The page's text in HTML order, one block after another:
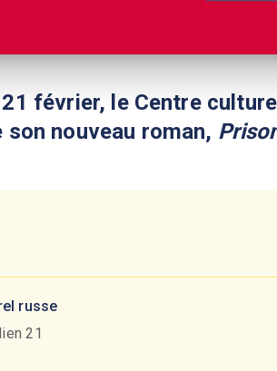
février, le Centre
son nouveau roman,
russe
21